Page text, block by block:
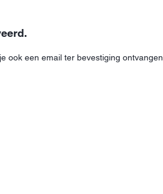
ook een email ter bevestiging ontvangen.